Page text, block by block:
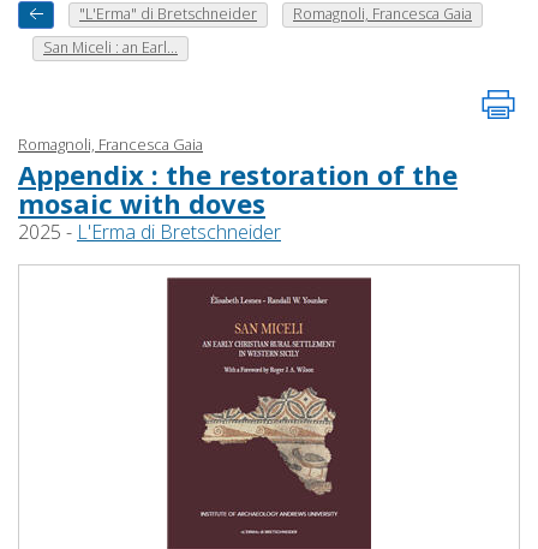
"L'Erma" di Bretschneider
Romagnoli, Francesca Gaia
San Miceli : an Earl...
Romagnoli, Francesca Gaia
Appendix : the restoration of the
mosaic with doves
2025 - L'Erma di Bretschneider